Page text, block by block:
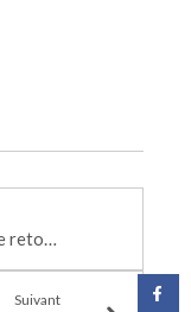
COVID 19 – leçon n°5 : « Le retour de la famille, pillier de l’éducation »
Suivant